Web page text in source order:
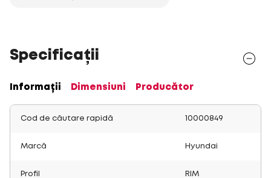
Specificații
Informații Dimensiuni Producător
Cod de căutare rapidă 10000849
Marcă Hyundai
Profil RIM